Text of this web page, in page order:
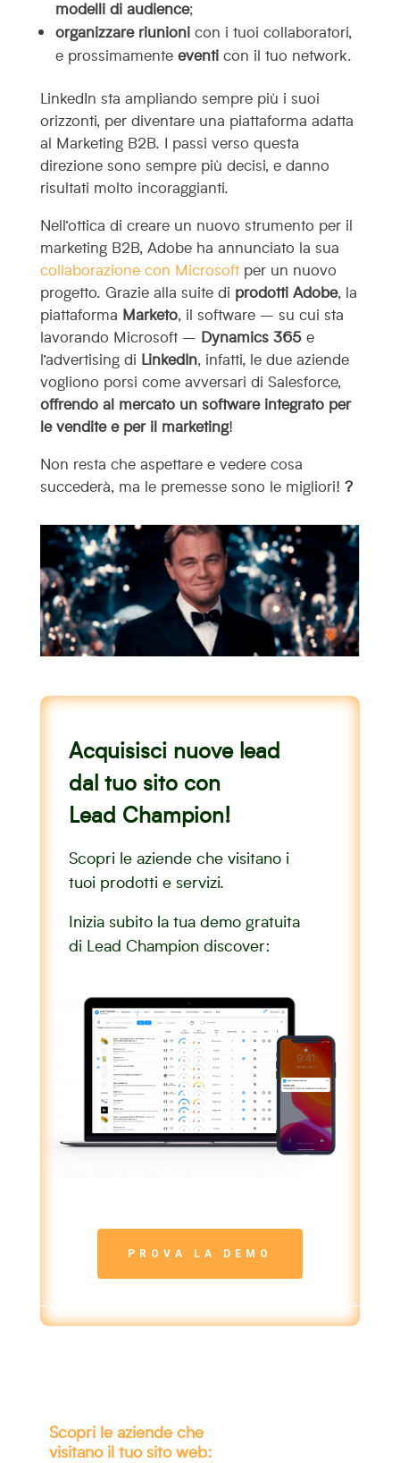
modelli di audience;
organizzare riunionicon i tuoi collaboratori,
e prossimamente eventi con il tuo network.
LinkedIn sta ampliando sempre più i suoi
orizzonti, per diventare una piattaforma adatta
al Marketing B2B. I passi verso questa
direzione sono sempre più decisi, e danno
risultati molto incoraggianti.
Nell’ottica di creare un nuovo strumento per il
marketing B2B, Adobe ha annunciato la sua
collaborazione con Microsoftper un nuovo
progetto. Grazie alla suite di prodotti Adobe, la
piattaforma Marketo, il software – su cui sta
lavorando Microsoft – Dynamics 365e
l’advertising di LinkedIn, infatti, le due aziende
vogliono porsi come avversari di Salesforce,
offrendo al mercato un software integrato per
le vendite e per il marketing!
Non resta che aspettare e vedere cosa
succederà, ma le premesse sono le migliori! ?
Acquisisci nuove lead
dal tuo sito con
Lead Champion!
Scopri le aziende che visitano i
tuoi prodotti e servizi.
Inizia subito la tua demo gratuita
di Lead Champion discover:
PROVA LA DEMO
Scopri le aziende che
visitano il tuo sito web: